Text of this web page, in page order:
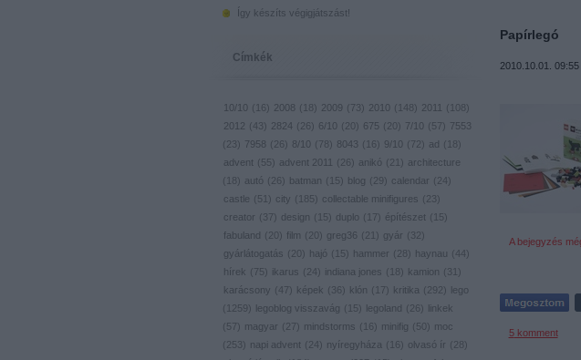
Így készíts végigjátszást!
Címkék
10/10 ( 16 ) 2008 ( 18 ) 2009 ( 73) 2010 ( 148 ) 2011 ( 108 )
2012 ( 43) 2824 ( 26 ) 6/10 ( 20) 675 ( 20) 7/10 ( 57) 7553
( 23) 7958 ( 26 ) 8/10 ( 78 ) 8043 ( 16 ) 9/10 ( 72) ad ( 18 )
advent ( 55) advent 2011 ( 26 ) anikó ( 21 )
architecture
(
18 ) autó ( 26 ) batman ( 15) blog ( 29) calendar ( 24)
castle ( 51 ) city ( 185) collectable minifigures ( 23)
creator ( 37) design ( 15) duplo ( 17) építészet ( 15)
fabuland ( 20) film ( 20) greg36 ( 21 ) gyár ( 32)
gyárlátogatás ( 20) hajó ( 15) hammer ( 28 ) haynau ( 44)
hírek ( 75) ikarus ( 24) indiana jones ( 18 ) kamion ( 31
)
karácsony ( 47) képek ( 36 ) klón ( 17) kritika ( 292)
lego
(
1259) legoblog visszavág ( 15) legoland ( 26 )
linkek
( 57) magyar ( 27) mindstorms ( 16 ) minifig ( 50) moc
( 253) napi advent ( 24) nyíregyháza ( 16 ) olvasó ír ( 28 )
Papírlegó
2010.10.01. 09:55
A bejegyzés
5komment